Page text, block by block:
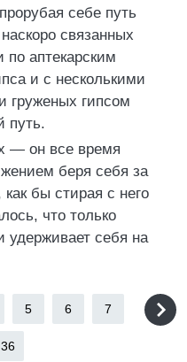
себе путь
связанных
аптекарским
и с несколькими
груженых гипсом
путь.
— он все время
беря себя за
бы стирая с него
что только
удерживает себя на
5 6 7
36